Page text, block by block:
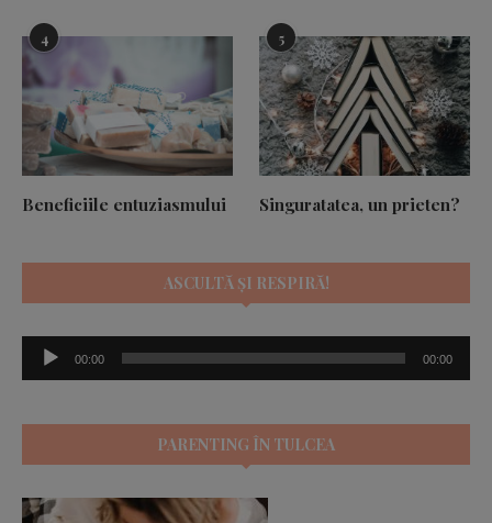
4
Beneficiile entuziasmului
5
Singuratatea, un prieten?
ASCULTĂ ȘI RESPIRĂ!
Player
audio
00:00 00:00
PARENTING ÎN TULCEA